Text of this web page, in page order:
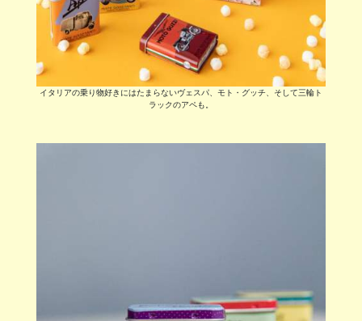
イタリアの乗り物好きにはたまらないヴェスパ、モト・グッチ、そして三輪ト
ラックのアペも。